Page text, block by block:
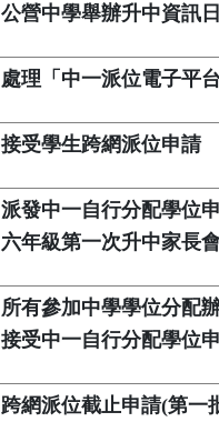
公營中學舉辦升中資訊日
處理「中一派位電子平
接受學生跨網派位申請
派發中一自行分配學位
六年級第一次升中家長
所有參加中學學位分配
接受中一自行分配學位
跨網派位截止申請(第一